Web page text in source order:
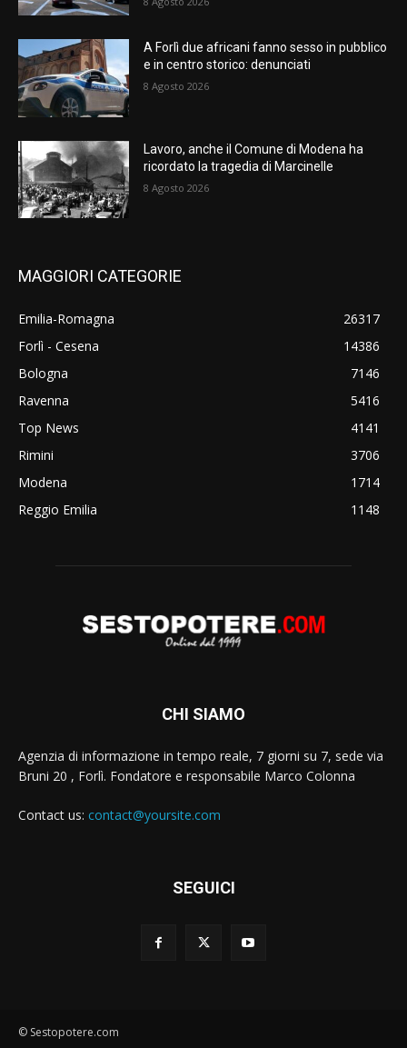
A Forlì due africani fanno sesso in pubblico
e in centro storico: denunciati
8 Agosto 2026
Lavoro, anche il Comune di Modena ha
ricordato la tragedia di Marcinelle
8 Agosto 2026
MAGGIORI CATEGORIE
Emilia-Romagna
26317
Forlì - Cesena
14386
Bologna
7146
Ravenna
5416
Top News
4141
Rimini
3706
Modena
1714
Reggio Emilia
1148
CHI SIAMO
Agenzia di informazione in tempo reale, 7 giorni su 7, sede via
Bruni 20 , Forlì. Fondatore e responsabile Marco Colonna
Contact us: contact@yoursite.com
SEGUICI
© Sestopotere.com